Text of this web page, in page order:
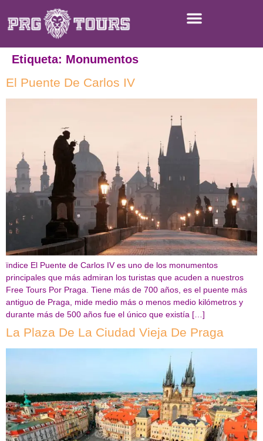
Etiqueta: Monumentos
El Puente De Carlos IV
ïndice El Puente de Carlos IV es uno de los monumentos
principales que más admiran los turistas que acuden a nuestros
Free Tours Por Praga. Tiene más de 700 años, es el puente más
antiguo de Praga, mide medio más o menos medio kilómetros y
durante más de 500 años fue el único que existía […]
La Plaza De La Ciudad Vieja De Praga